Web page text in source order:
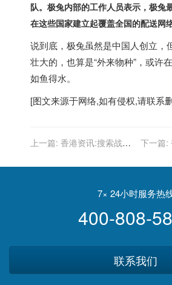
队。极兔内部的工作人员表示，极兔
在这些国家建立起覆盖全国的配送网络
说到底，极兔虽然是中国人创立，
壮大的，也算是“外来物种”，或许
如鱼得水。
[图文来源于网络,如有侵权,请联系
上一篇: 香港资讯:搜索战火
做网盘的逻辑是什么？
下一篇:
7× 24小时服务热
400-808-
联系我们